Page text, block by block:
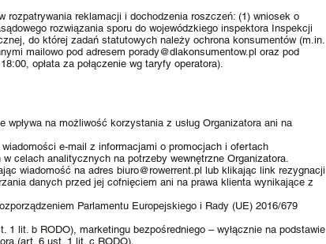
rozpatrywania reklamacji i dochodzenia roszczeń: (1) wniosek o
rozwiązania sporu do wojewódzkiego inspektora Inspekcji
do której zadań statutowych należy ochrona konsumentów (m.in.
mailowo pod adresem porady@dlakonsumentow.pl oraz pod
opłata za połączenie wg taryfy operatora).
na możliwość korzystania z usług Organizatora ani na
e-mail z informacjami o promocjach i ofertach
celach analitycznych na potrzeby wewnętrzne Organizatora.
wiadomość na adres biuro@rowerrent.pl lub klikając link rezygnacji
danych przed jej cofnięciem ani na prawa klienta wynikające z
Parlamentu Europejskiego i Rady (UE) 2016/679
lit. b RODO), marketingu bezpośredniego – wyłącznie na podstawie
(art. 6 ust. 1 lit. c RODO).